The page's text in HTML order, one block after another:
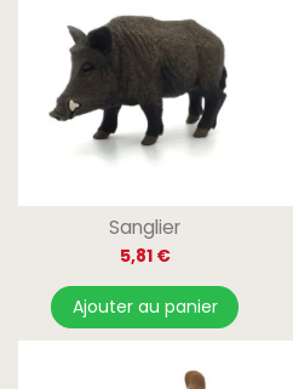
Sanglier
5,81 €
Ajouter au panier